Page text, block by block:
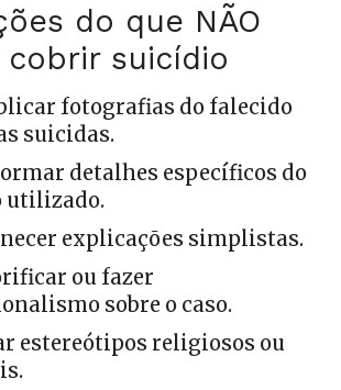
do que NÃO
suicídio
fotografias do falecido
suicidas.
detalhes específicos do
utilizado.
explicações simplistas.
ou fazer
sobre o caso.
estereótipos religiosos ou